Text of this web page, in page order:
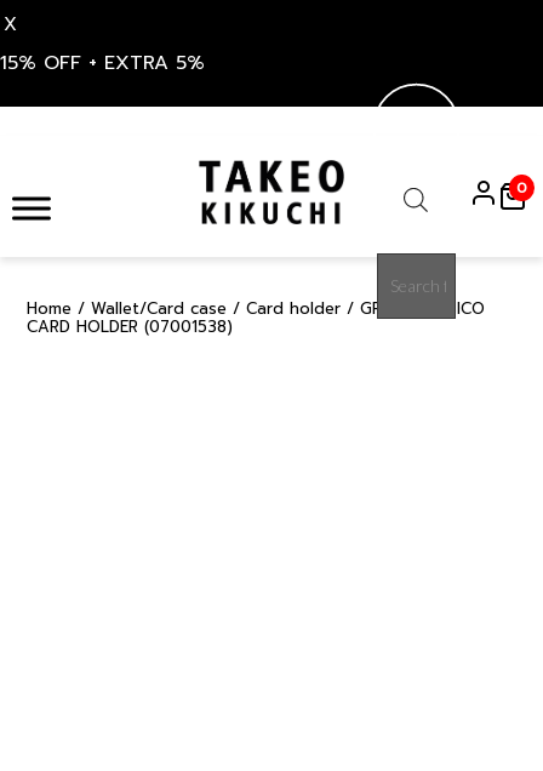
X
15% OFF + EXTRA 5%
content
search
0
Home / Wallet/Card case / Card holder / GREY CLASSICO
CARD HOLDER (07001538)